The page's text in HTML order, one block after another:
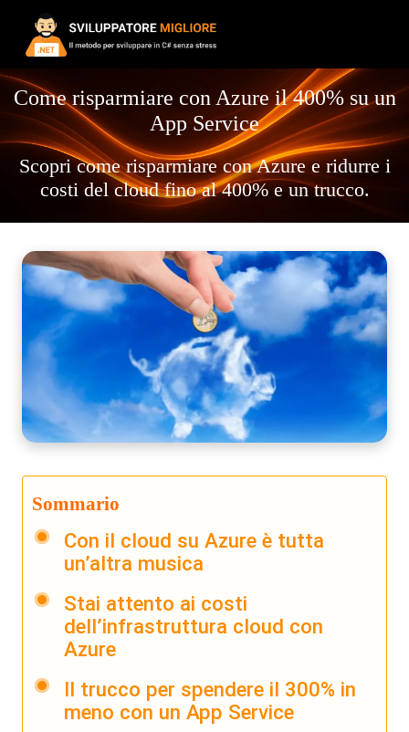
Come risparmiare con Azure il 400% su un
App Service
Scopri come risparmiare con Azure e ridurre i
costi del cloud fino al 400% e un trucco.
Sommario
Con il cloud su Azure è tutta
un’altra musica
Stai attento ai costi
dell’infrastruttura cloud con
Azure
Il trucco per spendere il 300% in
meno con un App Service